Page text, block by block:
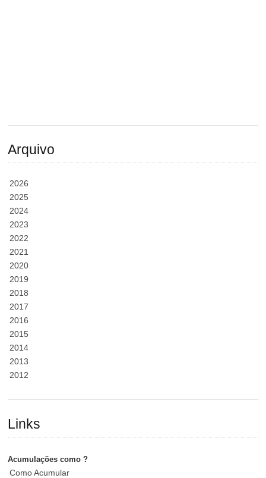
Arquivo
2026
2025
2024
2023
2022
2021
2020
2019
2018
2017
2016
2015
2014
2013
2012
Links
Acumulações como ?
Como Acumular